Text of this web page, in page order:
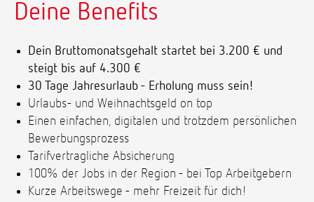
Deine Benefits
Dein Bruttomonatsgehalt startet bei 3.200 € und
steigt bis auf 4.300 €
30 Tage Jahresurlaub - Erholung muss sein!
Urlaubs- und Weihnachtsgeld on top
Einen einfachen, digitalen und trotzdem persönlichen
Bewerbungsprozess
Tarifvertragliche Absicherung
100% der Jobs in der Region - bei Top Arbeitgebern
Kurze Arbeitswege - mehr Freizeit für dich!